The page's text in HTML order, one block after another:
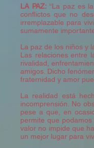
LA PAZ: “La paz es
conflictos que no
irremplazable para
sumamente
La paz de los niños y
Las relaciones entre
rivalidad,
amigos. Dicho
fraternidad y amor
La realidad está
incomprensión. No
pese a que, en
permite que
valor no impide que
un mejor lugar para